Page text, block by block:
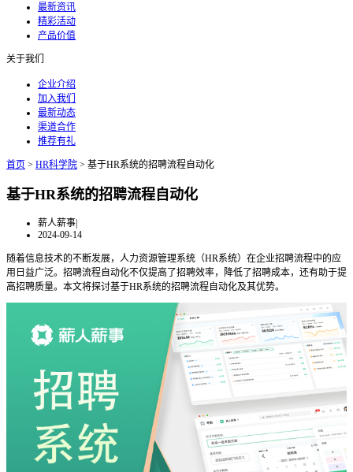
最新资讯
精彩活动
产品价值
关于我们
企业介绍
加入我们
最新动态
渠道合作
推荐有礼
首页 > HR科学院 > 基于HR系统的招聘流程自动化
基于HR系统的招聘流程自动化
薪人薪事|
2024-09-14
随着信息技术的不断发展，人力资源管理系统（HR系统）在企业招聘流程中的应
用日益广泛。招聘流程自动化不仅提高了招聘效率，降低了招聘成本，还有助于提
高招聘质量。本文将探讨基于HR系统的招聘流程自动化及其优势。